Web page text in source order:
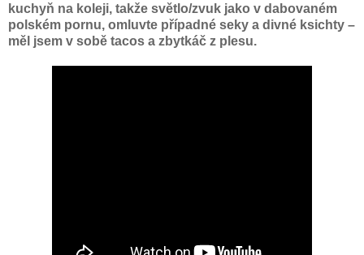
kuchyň na koleji, takže světlo/zvuk jako v dabovaném
polském pornu, omluvte případné seky a divné ksichty –
měl jsem v sobě tacos a zbytkáč z plesu.